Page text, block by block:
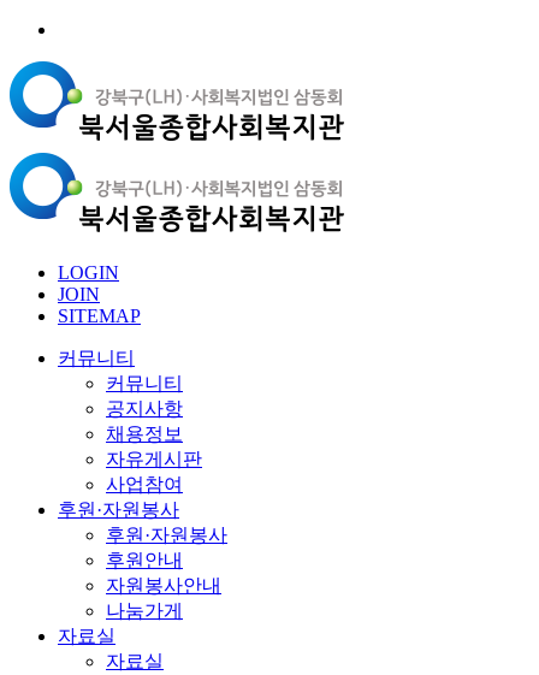
LOGIN
JOIN
SITEMAP
커뮤니티
커뮤니티
공지사항
채용정보
자유게시판
사업참여
후원·자원봉사
후원·자원봉사
후원안내
자원봉사안내
나눔가게
자료실
자료실